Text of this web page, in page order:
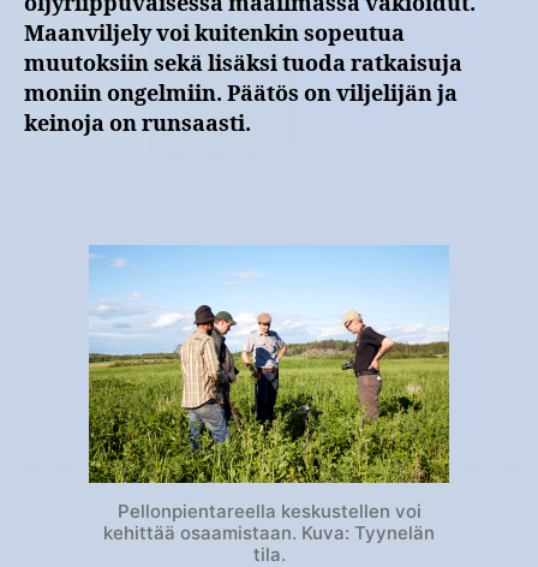
Maanviljely voi kuitenkin sopeutua
muutoksiin sekä lisäksi tuoda ratkaisuja
moniin ongelmiin. Päätös onviljelijän ja
keinoja on runsaasti.
Pellonpientareella keskustellen voi
kehittää osaamistaan. Kuva: Tyynelän
tila.